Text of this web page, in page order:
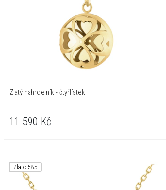
Zlatý náhrdelník - čtyřlístek
11 590 Kč
Zlato 585